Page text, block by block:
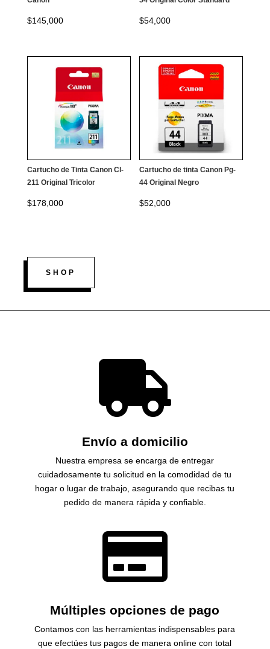
$145,000 $54,000
Cartucho de Tinta Canon Cl-
211 Original Tricolor
$178,000
Cartucho de tinta Canon Pg-
44 Original Negro
$52,000
SHOP

Envío a domicilio
Nuestra empresa se encarga de entregar
cuidadosamente tu solicitud en la comodidad de tu
hogar o lugar de trabajo, asegurando que recibas tu
pedido de manera rápida y confiable.

Múltiples opciones de pago
Contamos con las herramientas indispensables para
que efectúes tus pagos de manera online con total